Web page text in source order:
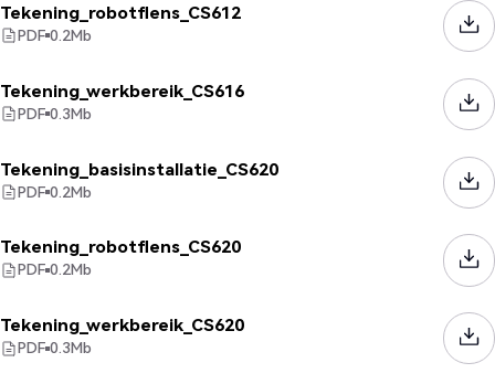
Tekening_robotflens_CS612
PDF 0.2Mb
Tekening_werkbereik_CS616
PDF 0.3Mb
Tekening_basisinstallatie_CS620
PDF 0.2Mb
Tekening_robotflens_CS620
PDF 0.2Mb
Tekening_werkbereik_CS620
PDF 0.3Mb